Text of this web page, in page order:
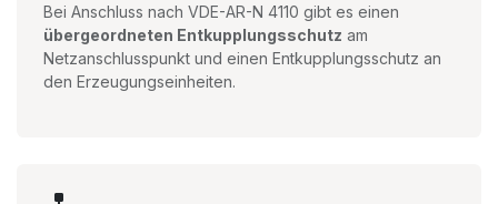
Bei Anschluss nach VDE-AR-N 4110 gibt es einen
übergeordneten Entkupplungsschutz am
Netzanschlusspunkt und einen Entkupplungsschutz an
den Erzeugungseinheiten.